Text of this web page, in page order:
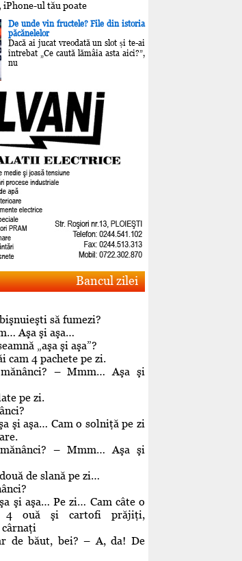
iPhone-ul tău poate
De unde vin fructele? File din istoria
păcănelelor
Dacă ai jucat vreodată un slot și te-ai
întrebat „Ce caută lămâia asta aici?”,
nu
Bancul zilei
să fumezi?
Aşa şi aşa…
„aşa şi aşa”?
cam 4 pachete pe zi.
– Mmm… Aşa şi
pe zi.
şi aşa… Cam o solniţă pe zi
– Mmm… Aşa şi
de slană pe zi…
şi aşa… Pe zi… Cam câte o
4 ouă şi cartofi prăjiţi,
cârnaţi
de băut, bei? – A, da! De